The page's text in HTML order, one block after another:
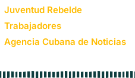
Juventud Rebelde
Trabajadores
Agencia Cubana de Noticias